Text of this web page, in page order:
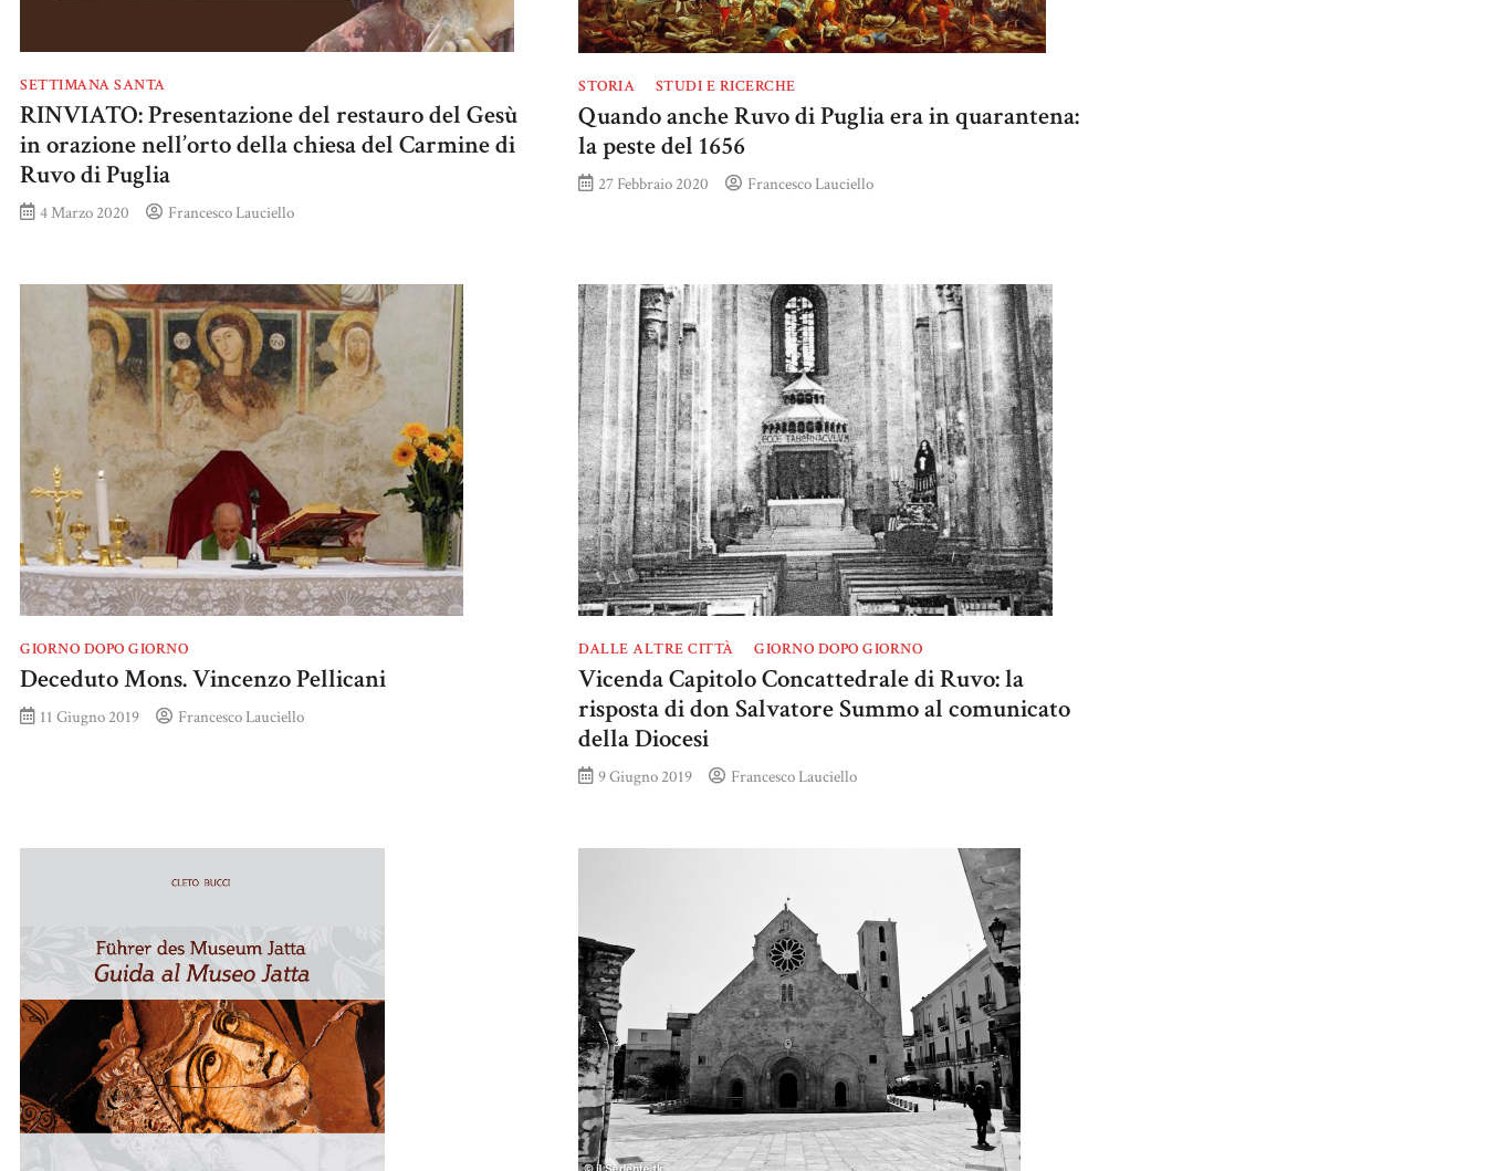
SETTIMANA SANTA
RINVIATO: Presentazione del restauro del Gesù
in orazione nell’orto della chiesa del Carmine di
Ruvo di Puglia
4 Marzo 2020 Francesco Lauciello
STORIA STUDI E RICERCHE
Quando anche Ruvo di Puglia era in quarantena:
la peste del 1656
27 Febbraio 2020 Francesco Lauciello
GIORNO DOPO GIORNO
Deceduto Mons. Vincenzo Pellicani
11 Giugno 2019 Francesco Lauciello
DALLE ALTRE CITTÀ GIORNO DOPO GIORNO
Vicenda Capitolo Concattedrale di Ruvo: la
risposta di don Salvatore Summo al comunicato
della Diocesi
9 Giugno 2019 Francesco Lauciello